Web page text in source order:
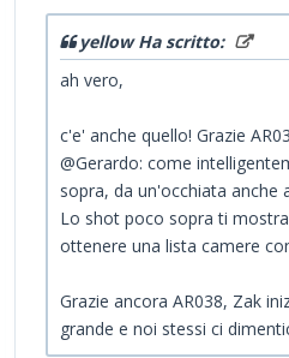
yellow Ha scritto:
ah vero,
c'e' anche quello! Grazie
@Gerardo: come
sopra, da un'occhiata anche
Lo shot poco sopra ti
ottenere una lista camere
Grazie ancora AR038, Zak
grande e noi stessi ci